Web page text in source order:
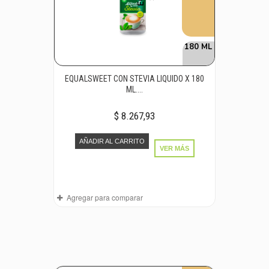
180 ML
EQUALSWEET CON STEVIA LIQUIDO X 180
ML....
$ 8.267,93
AÑADIR AL CARRITO
VER MÁS
Agregar para comparar